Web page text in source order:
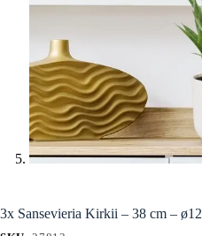
3x Sansevieria Kirkii – 38 cm – ø12